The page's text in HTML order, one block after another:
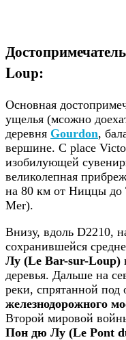
Loup:
Основная
ущелья (мсожно
деревня Gourdon,
вершине. С place
изобилующей
великолепная
на 80 км от Ниццы до
Mer).
Внизу, вдоль D2210,
сохранившейся
Лу (Le Bar-sur-Loup)
деревья. Дальше на
реки, спрятанной под
железнодорожного
Второй мировой
Пон дю Лу (Le Pont